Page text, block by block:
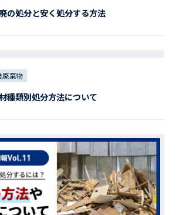
の処分と安く処分する方法
廃棄物
種類別処分方法について